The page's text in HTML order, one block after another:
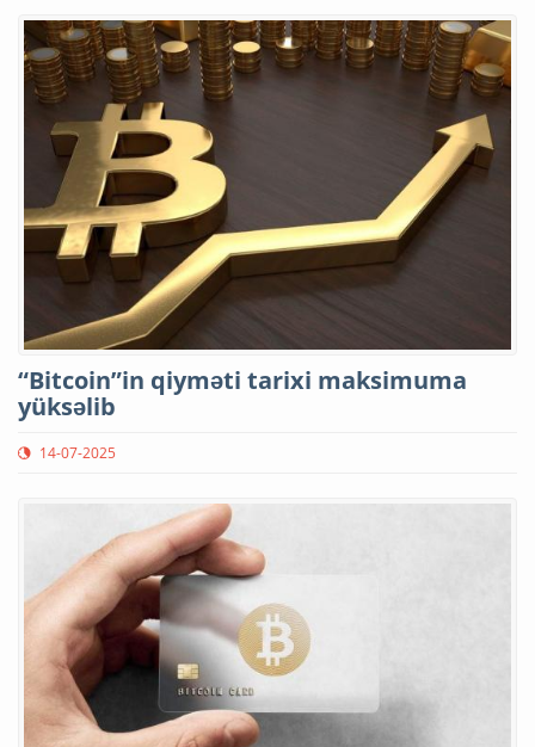
“Bitcoin”in qiyməti tarixi maksimuma
yüksəlib
14-07-2025